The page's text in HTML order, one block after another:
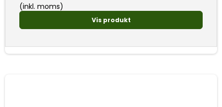
(inkl. moms)
Vis produkt